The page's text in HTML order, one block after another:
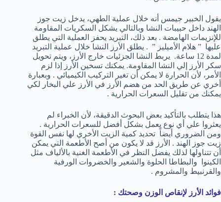
يقول الخبير جيمس أنه خلال عملية الطهي، يدخل زيت جوز
الهند داخل حبيبات النشا وبالتالي يشكل السكريات المقاومة
للإنزيمات الهامضة . بعد ذلك، التبريد يحفز العملية التي يطلق
عليها ” هلام الأميليز ” . يطلق الأرز النشا خلال عملية التبريد
لمدة 12 ساعة. يربط النشا الجزئيات خارج الأرز، ويتم تحويل
سكر الأرز إلي النشا المقاومة. يمكنك تسخين الأرز إذا لزم
الأمر، لأن الحرارة لا يمكن أن تغير التركيب الكيميائي . وبعبارة
أخري عن طريق الحد من هضم الأرز في الأرز علي البخار لكي
يمكنك من تقليل السعرات الحرارية .
هذا يتطلب بالتأكيد بعض البحوث الدقيقة، لأن الخبراء لم
يعثروا علي أي نوع يعمل بشكل أفضل للسعرات الحرارية .
ومن الضروري أيضاً تحديد كمية الزيت الأخري لها نفس القوة
زيت جوز الهند . الأرز قد لا يكون من أصح الأطعمة التي يمكن
أن تتناولها لذلك يفضل النظر في الأطعمة الغنية بالألياف مثل
الكينوا والبطاطا الحلوة والشعير والخضروات الورفية
والقرنبيط والمشروم .
فوائد الأرز لإنقاص الوزن وصحتك :